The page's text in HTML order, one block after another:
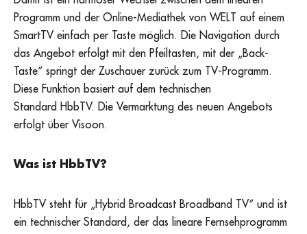
Programm und der Online-Mediathek von WELT auf einem
SmartTV einfach per Taste möglich. Die Navigation durch
das Angebot erfolgt mit den Pfeiltasten, mit der „Back-
Taste“ springt der Zuschauer zurück zum TV-Programm.
Diese Funktion basiert auf dem technischen
Standard HbbTV. Die Vermarktung des neuen Angebots
erfolgt über Visoon.
Was ist HbbTV?
HbbTV steht für „Hybrid Broadcast Broadband TV“ und ist
ein technischer Standard, der das lineare Fernsehprogramm